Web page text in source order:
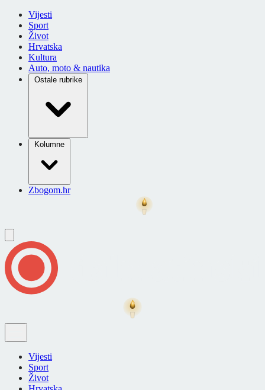
Vijesti
Sport
Život
Hrvatska
Kultura
Auto, moto & nautika
Ostale rubrike
Kolumne
Zbogom.hr
Vijesti
Sport
Život